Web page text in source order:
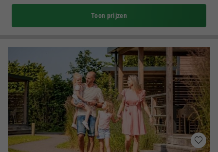
Toon prijzen